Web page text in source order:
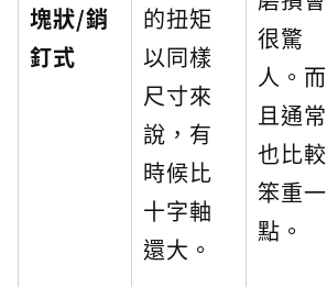
塊狀/銷
釘式
的扭矩
以同樣
尺寸來
說，有
時候比
十字軸
還大。
很驚
人。而
且通常
也比較
笨重一
點。